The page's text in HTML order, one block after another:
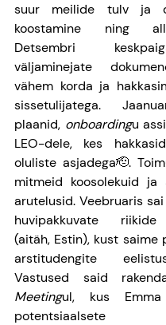
suur meilide tulv ja
koostamine ning
Detsembri
väljaminejate
vähem korda ja
sissetulijatega.
plaanid, onboardingu
LEO-dele, kes
oluliste asjadega🫡.
mitmeid koosolekuid ja
arutelusid. Veebruaris
huvipakkuvate
(aitäh, Estin), kust saime
arstitudengite
Vastused said
Meetingul, kus
potentsiaalsete